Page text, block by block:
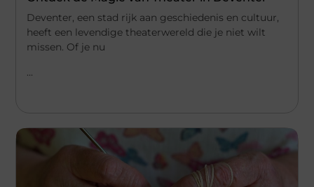
Deventer, een stad rijk aan geschiedenis en cultuur,
heeft een levendige theaterwereld die je niet wilt
missen. Of je nu
...